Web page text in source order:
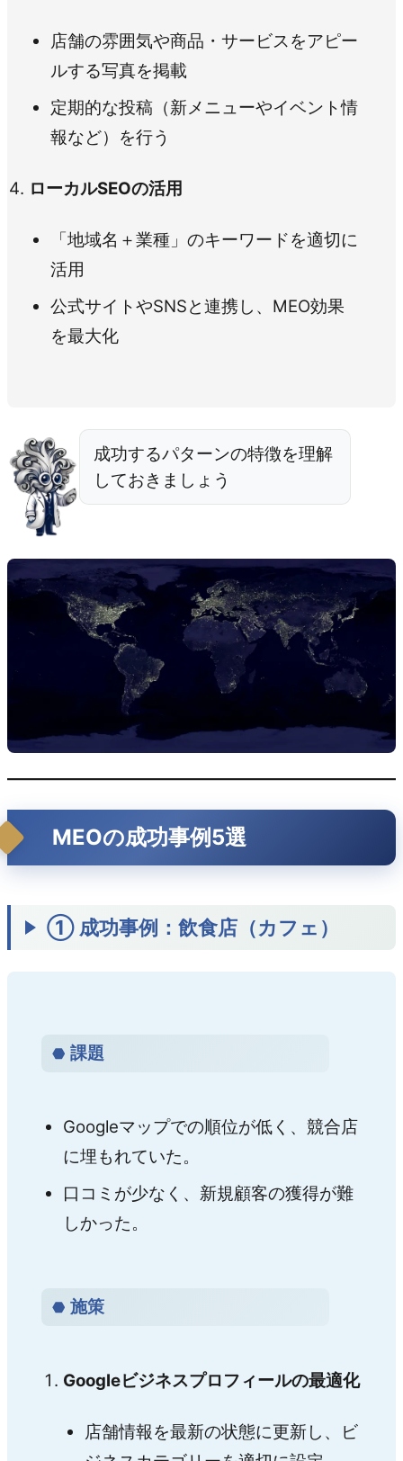
店舗の雰囲気や商品・サービスをアピー
ルする写真を掲載
定期的な投稿（新メニューやイベント情
報など）を行う
ローカルSEOの活用
「地域名＋業種」のキーワードを適切に
活用
公式サイトやSNSと連携し、MEO効果
を最大化
成功するパターンの特徴を理解
しておきましょう
MEOの成功事例5選
① 成功事例：飲食店（カフェ）
課題
Googleマップでの順位が低く、競合店
に埋もれていた。
口コミが少なく、新規顧客の獲得が難
しかった。
施策
Googleビジネスプロフィールの最適化
店舗情報を最新の状態に更新し、ビ